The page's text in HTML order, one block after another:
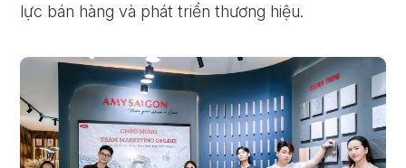
lực bán hàng và phát triển thương hiệu.